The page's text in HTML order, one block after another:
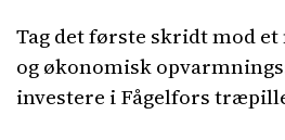
Tag det første skridt mod
og økonomisk
investere i Fågelfors